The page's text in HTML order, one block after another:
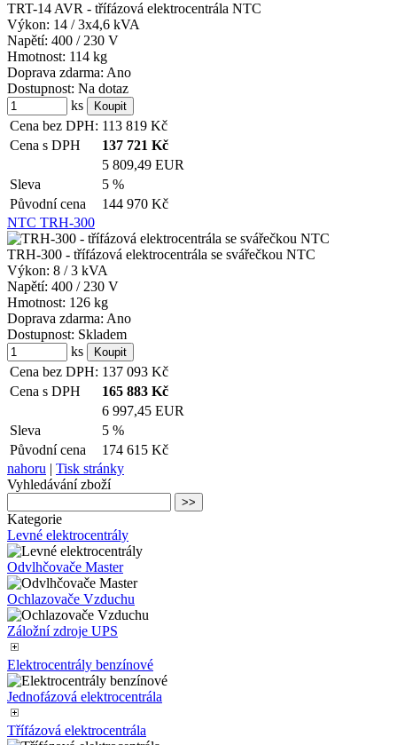
TRT-14 AVR - třífázová elektrocentrála NTC
Výkon: 14 / 3x4,6 kVA
Napětí: 400 / 230 V
Hmotnost: 114 kg
Doprava zdarma: Ano
Dostupnost: Na dotaz
ks
Cena bez DPH: 113 819 Kč
Cena s DPH
137 721 Kč
5 809,49 EUR
Sleva
5 %
Původní cena
144 970 Kč
NTC TRH-300
TRH-300 - třífázová elektrocentrála se svářečkou NTC
Výkon: 8 / 3 kVA
Napětí: 400 / 230 V
Hmotnost: 126 kg
Doprava zdarma: Ano
Dostupnost: Skladem
ks
Cena bez DPH: 137 093 Kč
Cena s DPH
165 883 Kč
6 997,45 EUR
Sleva
5 %
Původní cena
174 615 Kč
nahoru | Tisk stránky
Vyhledávání zboží
Kategorie
Levné elektrocentrály
Odvlhčovače Master
Ochlazovače Vzduchu
Záložní zdroje UPS
Elektrocentrály benzínové
Jednofázová elektrocentrála
Třífázová elektrocentrála